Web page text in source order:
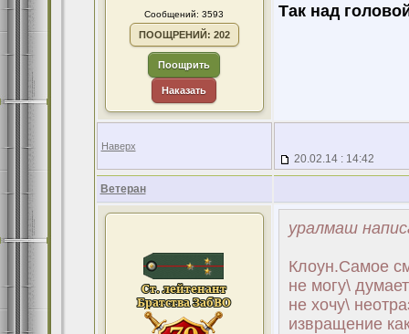
Сообщений: 3593
ПООЩРЕНИЙ: 202
Поощрить
Наказать
Так над
Наверх
20.02.14 : 14:42
Ветеран
уралмаш
Клоун.Самое
не могу\
не хочу\
извращение